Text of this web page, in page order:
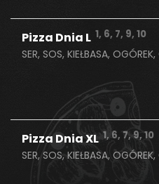
Pizza Dnia L 1, 6, 7, 9, 10
SER, SOS, KIEŁBASA, OGÓREK,
Pizza Dnia XL1, 6, 7, 9, 10
SER, SOS, KIEŁBASA, OGÓREK,